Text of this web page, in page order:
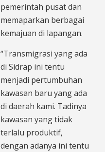
pemerintah pusat dan
memaparkan berbagai
kemajuan di lapangan.
“Transmigrasi yang ada
di Sidrap ini tentu
menjadi pertumbuhan
kawasan baru yang ada
di daerah kami. Tadinya
kawasan yang tidak
terlalu produktif,
dengan adanya ini tentu